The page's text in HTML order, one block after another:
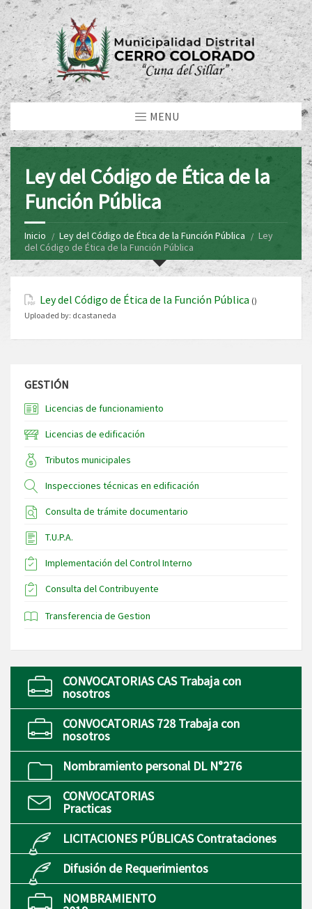
MENU
Ley del Código de Ética de la
Función Pública
Inicio Ley del Código de Ética de la Función Pública
Ley
del Código de Ética de la Función Pública
Ley del Código de Ética de la Función Pública ()
Uploaded by: dcastaneda
GESTIÓN
Licencias de funcionamiento
Licencias de edificación
Tributos municipales
Inspecciones técnicas en edificación
Consulta de trámite documentario
T.U.P.A.
Implementación del Control Interno
Consulta del Contribuyente
Transferencia de Gestion
CONVOCATORIAS CAS Trabaja con
nosotros
CONVOCATORIAS 728 Trabaja con
nosotros
Nombramiento personal DL N°276
CONVOCATORIAS
Practicas
LICITACIONES PÚBLICAS Contrataciones
Difusión de Requerimientos
NOMBRAMIENTO